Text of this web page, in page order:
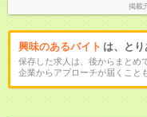
掲載
興味のあるバイト は、と
保存した求人は、後からまとめ
企業からアプローチが届くこと